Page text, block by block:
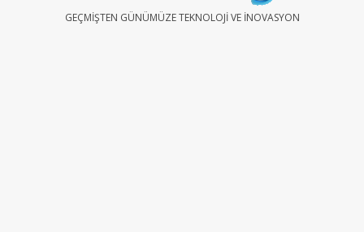
FREEGEÇMIŞTEN GÜNÜMÜZE TEKNOLOJI VE İNOVASYON